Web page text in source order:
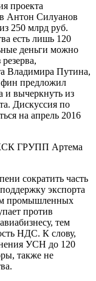
проекта
Антон Силуанов
250 млрд руб.
есть лишь 120
деньги можно
Владимира Путина,
предложил
и вычеркнуть из
Дискуссия по
на апрель 2016
КСК ГРУПП Артема
сократить часть
экспорта
промышленных
против
тем
НДС. К слову,
УСН до 120
также не